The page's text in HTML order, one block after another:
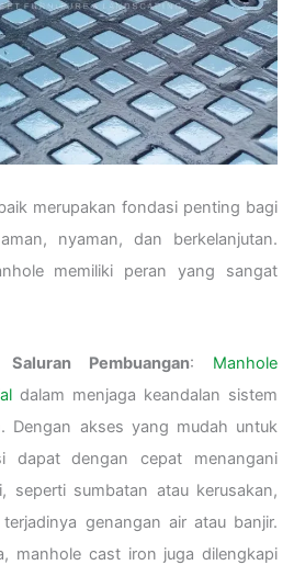
merupakan fondasi penting bagi
nyaman, dan berkelanjutan.
memiliki peran yang sangat
Pembuangan: Manhole
dalam menjaga keandalan sistem
Dengan akses yang mudah untuk
dapat dengan cepat menangani
seperti sumbatan atau kerusakan,
genangan air atau banjir.
manhole cast iron juga dilengkapi